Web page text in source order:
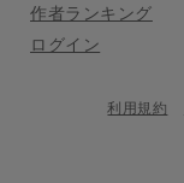
作者ランキング
ログイン
利用規約